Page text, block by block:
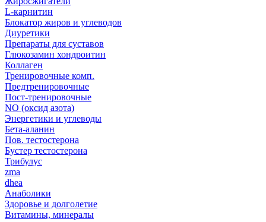
L-карнитин
Блокатор жиров и углеводов
Диуретики
Препараты для суставов
Глюкозамин хондроитин
Коллаген
Тренировочные комп.
Предтренировочные
Пост-тренировочные
NO (оксид азота)
Энергетики и углеводы
Бета-аланин
Пов. тестостерона
Бустер тестостерона
Трибулус
zma
dhea
Анаболики
Здоровье и долголетие
Витамины, минералы